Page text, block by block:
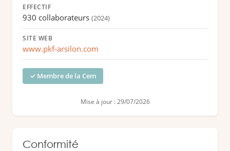
EFFECTIF
930 collaborateurs (2024)
SITE WEB
www.pkf-arsilon.com
✓ Membre de la Cem
Mise à jour : 29/07/2026
Conformité